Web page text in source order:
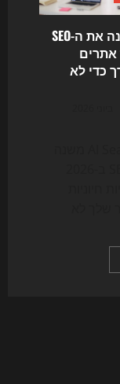
AI Search משנה את ה-SEO
כך אתרים
כדי לא